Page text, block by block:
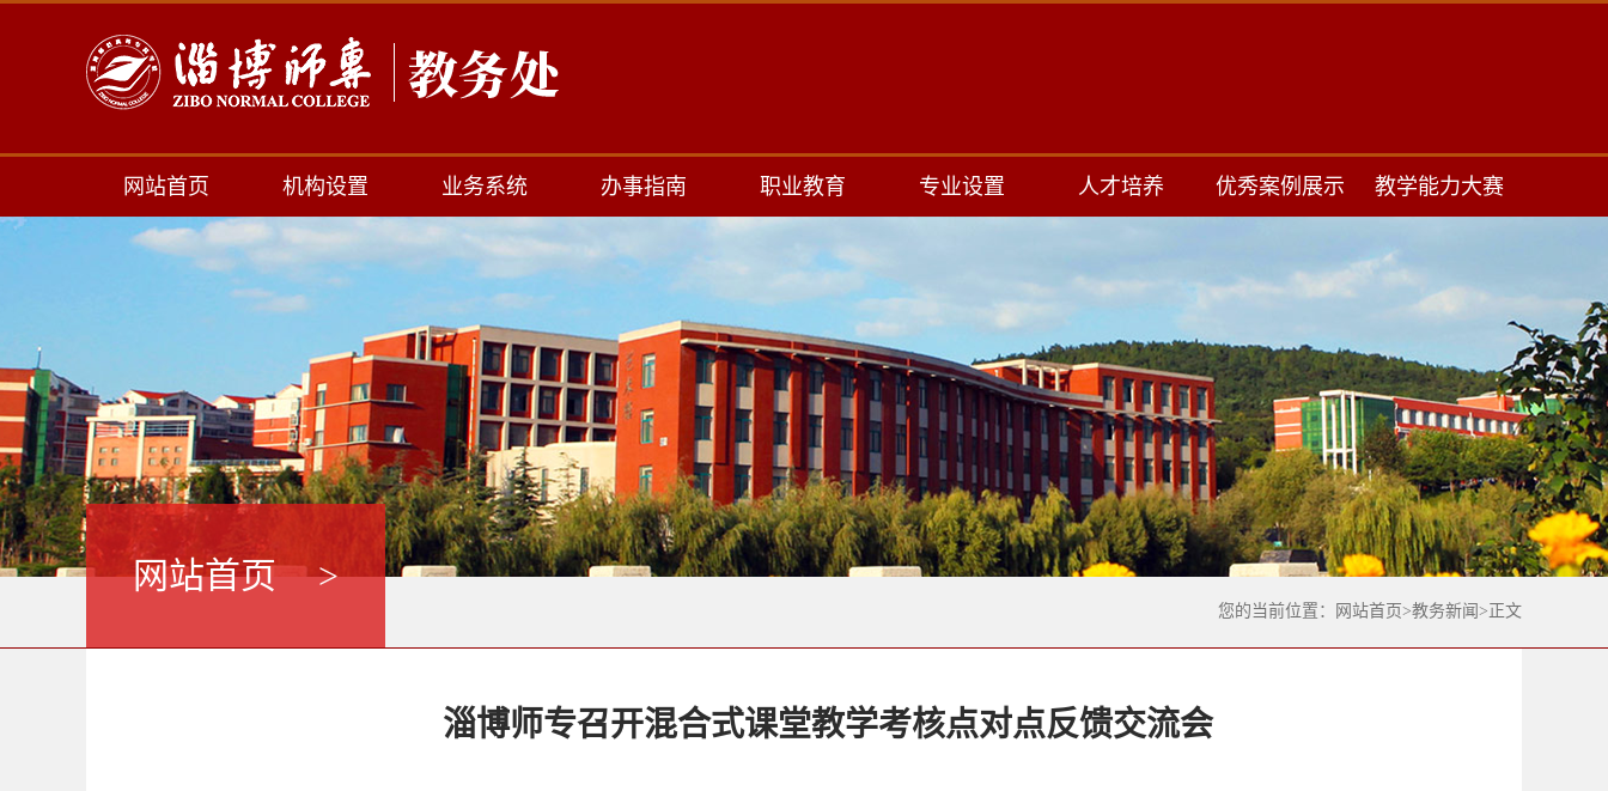
网站首页 机构设置 业务系统 办事指南 职业教育 专业设置 人才培养 优秀案例展示 教学能力大赛
网站首页 >
您的当前位置： 网站首页>教务新闻 > 正文
淄博师专召开混合式课堂教学考核点对点反馈交流会